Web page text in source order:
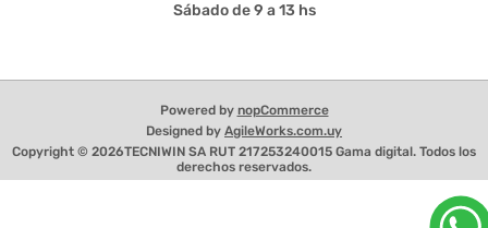
Sábado de 9 a 13 hs
Powered by nopCommerce
Designed by AgileWorks.com.uy
Copyright © 2026TECNIWIN SA RUT 217253240015 Gama digital. Todos los
derechos reservados.